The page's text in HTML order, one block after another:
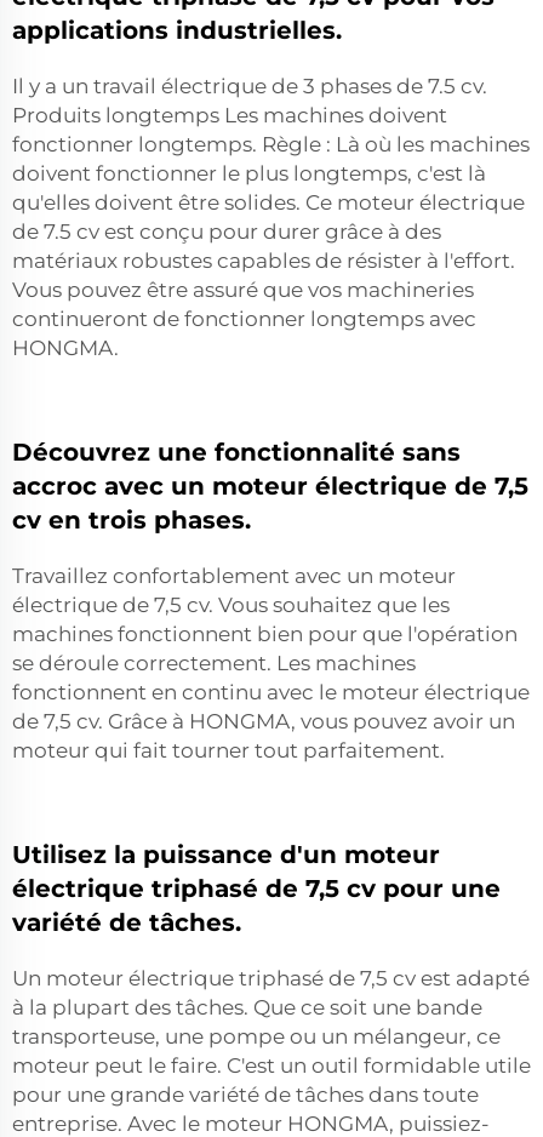
applications industrielles.
Il y a un travail électrique de 3 phases de 7.5 cv.
Produits longtemps Les machines doivent
fonctionner longtemps. Règle : Là où les machines
doivent fonctionner le plus longtemps, c'est là
qu'elles doivent être solides. Ce moteur électrique
de 7.5 cv est conçu pour durer grâce à des
matériaux robustes capables de résister à l'effort.
Vous pouvez être assuré que vos machineries
continueront de fonctionner longtemps avec
HONGMA.
Découvrez une fonctionnalité sans
accroc avec un moteur électrique de 7,5
cv en trois phases.
Travaillez confortablement avec un moteur
électrique de 7,5 cv. Vous souhaitez que les
machines fonctionnent bien pour que l'opération
se déroule correctement. Les machines
fonctionnent en continu avec le moteur électrique
de 7,5 cv. Grâce à HONGMA, vous pouvez avoir un
moteur qui fait tourner tout parfaitement.
Utilisez la puissance d'un moteur
électrique triphasé de 7,5 cv pour une
variété de tâches.
Un moteur électrique triphasé de 7,5 cv est adapté
à la plupart des tâches. Que ce soit une bande
transporteuse, une pompe ou un mélangeur, ce
moteur peut le faire. C'est un outil formidable utile
pour une grande variété de tâches dans toute
entreprise. Avec le moteur HONGMA, puissiez-